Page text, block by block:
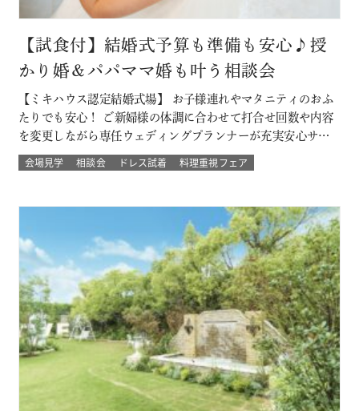
【試食付】結婚式予算も準備も安心♪授
かり婚＆パパママ婚も叶う相談会
【ミキハウス認定結婚式場】 お子様連れやマタニティのおふ
たりでも安心！ ご新婦様の体調に合わせて打合せ回数や内容
を変更しながら専任ウェディングプランナーが充実安心サポ
ート 授かり婚のカップルもパパママ婚のカップルが不安な部
分をすべて解消 必要なベビー用品やお部屋などもすべて結婚
ピー♪ 新しく人気の春婚プ…
会場見学 相談会 ドレス試着 料理重視フェア